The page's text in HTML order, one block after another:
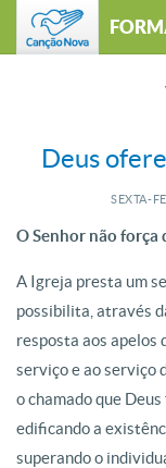
Deus
SEXTA-
O Senhor não força
A Igreja presta um
possibilita, através
resposta aos apelos
serviço e ao serviço
o chamado que
edificando a
superando o